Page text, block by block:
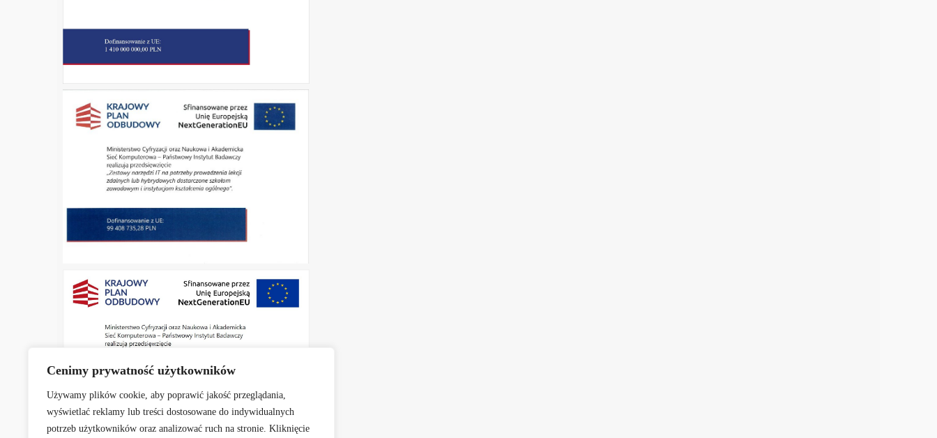
Cenimy prywatność użytkowników
Używamy plików cookie, aby poprawić jakość przeglądania,
wyświetlać reklamy lub treści dostosowane do indywidualnych
potrzeb użytkowników oraz analizować ruch na stronie. Kliknięcie